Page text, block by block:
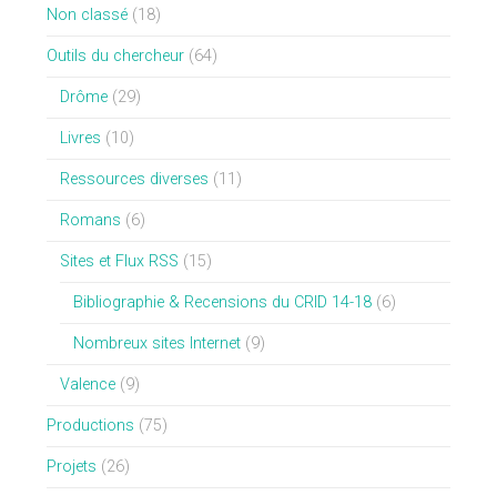
Non classé(18)
Outils du chercheur(64)
Drôme(29)
Livres (10)
Ressources diverses (11)
Romans (6)
Sites et Flux RSS (15)
Bibliographie & Recensions du CRID 14-18(6)
Nombreux sites Internet(9)
Valence(9)
Productions (75)
Projets (26)